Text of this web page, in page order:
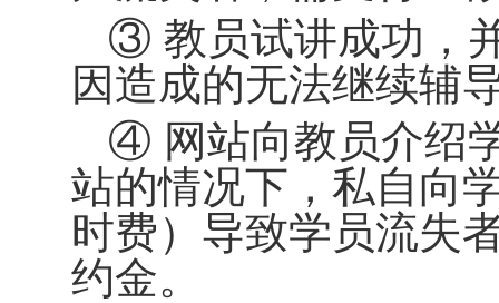
③ 教员试讲成功，
因造成的无法继续辅
④ 网站向教员介绍
站的情况下，私自向
时费）导致学员流失
约金。